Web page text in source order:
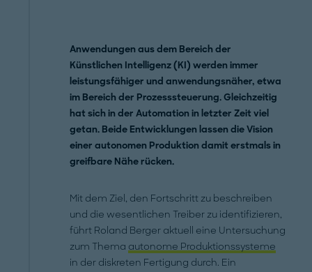
Anwendungen aus dem Bereich der
Künstlichen Intelligenz (KI) werden immer
leistungsfähiger und anwendungsnäher, etwa
im Bereich der Prozesssteuerung. Gleichzeitig
hat sich in der Automation in letzter Zeit viel
getan. Beide Entwicklungen lassen die Vision
einer autonomen Produktion damit erstmals in
greifbare Nähe rücken.
Mit dem Ziel, den Fortschritt zu beschreiben
und die wesentlichen Treiber zu identifizieren,
führt Roland Berger aktuell eine Untersuchung
zum Thema autonome Produktionssysteme
in der diskreten Fertigung durch. Ein